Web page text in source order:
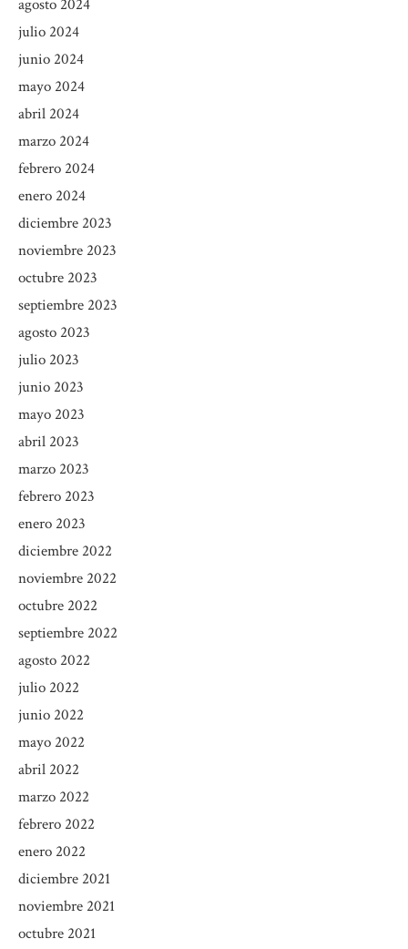
agosto 2024
julio 2024
junio 2024
mayo 2024
abril 2024
marzo 2024
febrero 2024
enero 2024
diciembre 2023
noviembre 2023
octubre 2023
septiembre 2023
agosto 2023
julio 2023
junio 2023
mayo 2023
abril 2023
marzo 2023
febrero 2023
enero 2023
diciembre 2022
noviembre 2022
octubre 2022
septiembre 2022
agosto 2022
julio 2022
junio 2022
mayo 2022
abril 2022
marzo 2022
febrero 2022
enero 2022
diciembre 2021
noviembre 2021
octubre 2021